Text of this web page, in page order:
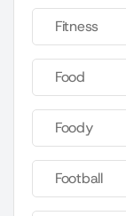
Fitness
Food
Foody
Football